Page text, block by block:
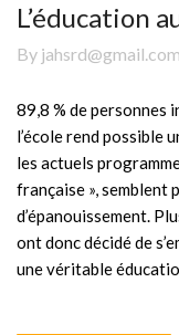
L’éducation
By
89,8 % de personnes
l’école rend possible
les actuels
française », semblent
d’épanouissement.
ont donc décidé de
une véritable